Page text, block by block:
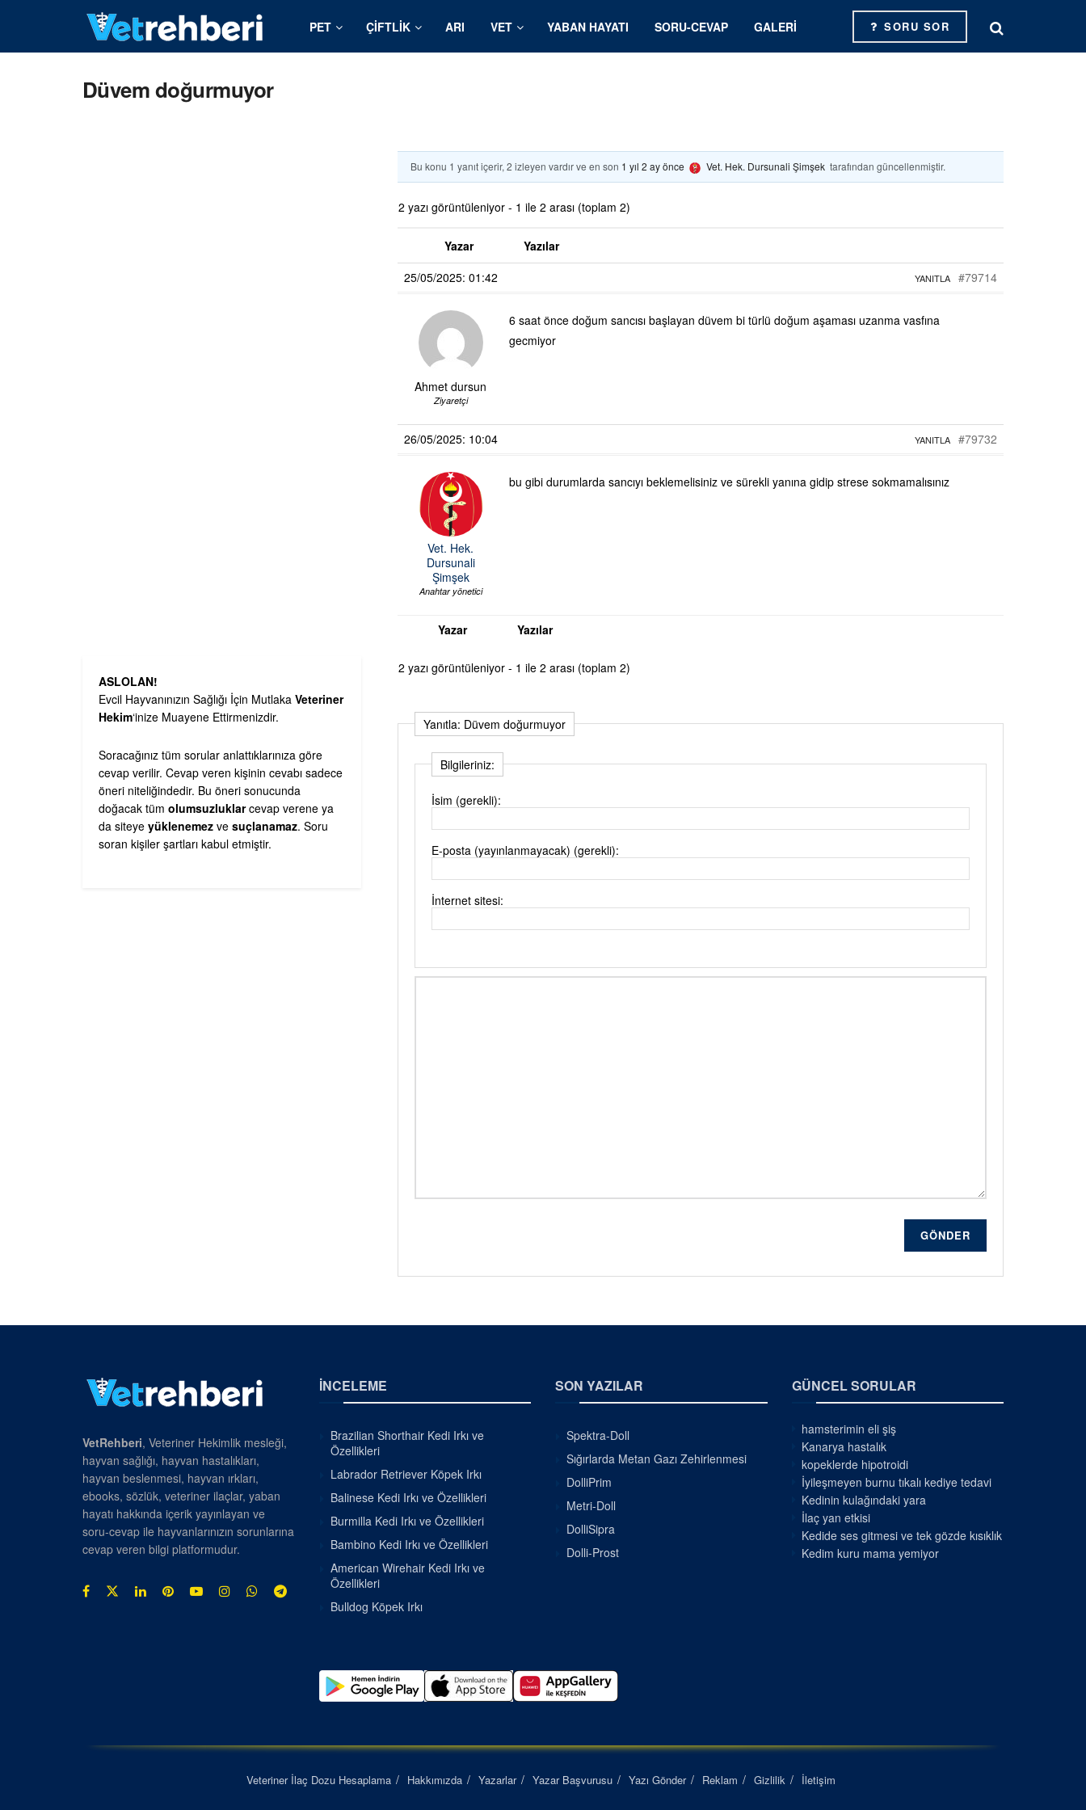
PET ÇIFTLIK ARI VET YABAN HAYATI SORU-CEVAP GALERI SORU SOR
Düvem doğurmuyor
Bu konu 1 yanıt içerir, 2 izleyen vardır ve en son 1 yıl 2 ay önce Vet. Hek. Dursunali Şimşek tarafından güncellenmiştir.
2 yazı görüntüleniyor - 1 ile 2 arası (toplam 2)
Yazar
Yazılar
25/05/2025: 01:42
#79714
YANITLA
Ahmet dursun
Ziyaretçi
6 saat önce doğum sancısı başlayan düvem bi türlü doğum aşaması uzanma vasfına
gecmiyor
26/05/2025: 10:04 #79732
YANITLA
Vet. Hek.
Dursunali
Şimşek
Anahtar yönetici
bu gibi durumlarda sancıyı beklemelisiniz ve sürekli yanına gidip strese sokmamalısınız
Yazar Yazılar
2 yazı görüntüleniyor - 1 ile 2 arası (toplam 2)
Yanıtla: Düvem doğurmuyor
Bilgileriniz:
İsim (gerekli):
E-posta (yayınlanmayacak) (gerekli):
İnternet sitesi:
GÖNDER
ASLOLAN!
Evcil Hayvanınızın Sağlığı İçin Mutlaka Veteriner
Hekim‘inize Muayene Ettirmenizdir.
Soracağınız tüm sorular anlattıklarınıza göre
cevap verilir. Cevap veren kişinin cevabı sadece
öneri niteliğindedir. Bu öneri sonucunda
doğacak tüm olumsuzluklarcevap verene ya
da siteye yüklenemez ve suçlanamaz. Soru
soran kişiler şartları kabul etmiştir.
VetRehberi, Veteriner Hekimlik mesleği,
hayvan sağlığı, hayvan hastalıkları,
hayvan beslenmesi, hayvan ırkları,
ebooks, sözlük, veteriner ilaçlar, yaban
hayatı hakkında içerik yayınlayan ve
soru-cevap ile hayvanlarınızın sorunlarına
cevap veren bilgi platformudur.
İNCELEME
Brazilian Shorthair Kedi Irkı ve
Özellikleri
Labrador Retriever Köpek Irkı
Balinese Kedi Irkı ve Özellikleri
Burmilla Kedi Irkı ve Özellikleri
Bambino Kedi Irkı ve Özellikleri
American Wirehair Kedi Irkı ve
Özellikleri
Bulldog Köpek Irkı
SON YAZILAR
Spektra-Doll
Sığırlarda Metan Gazı Zehirlenmesi
DolliPrim
Metri-Doll
DolliSipra
Dolli-Prost
GÜNCEL SORULAR
hamsterimin eli şiş
Kanarya hastalık
kopeklerde hipotroidi
İyileşmeyen burnu tıkalı kediye tedavi
Kedinin kulağındaki yara
İlaç yan etkisi
Kedide ses gitmesi ve tek gözde kısıklık
Kedim kuru mama yemiyor
Veteriner İlaç Dozu Hesaplama Hakkımızda Yazarlar Yazar Başvurusu Yazı Gönder Reklam Gizlilik İletişim